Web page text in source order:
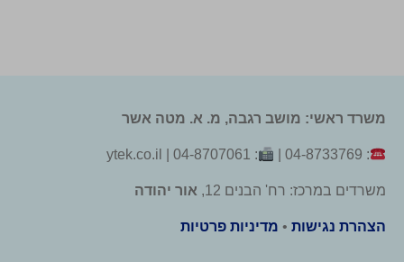
משרד ראשי: מושב רגבה, מ. א. מטה אשר
: 04-8733769 |
: 04-8707061 | ytek.co.il
משרדים במרכז: רח' הבנים 12, אור יהודה
הצהרת נגישות • מדיניות פרטיות